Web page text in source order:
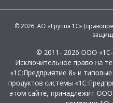
© 2026 АО «Группа 1С»
© 2011- 2026 ООО
Исключительное право на
«1С:Предприятие 8» и
продуктов системы
этом сайте, принадлежит